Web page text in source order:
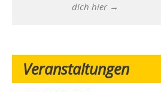
dich hier →
Veranstaltungen